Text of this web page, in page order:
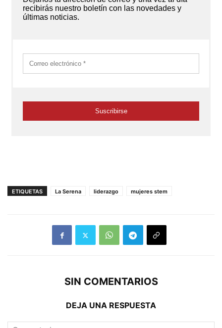
ETIQUETAS La Serena liderazgo mujeres stem
SIN COMENTARIOS
DEJA UNA RESPUESTA